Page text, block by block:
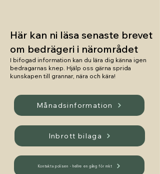
Här kan ni läsa senaste brevet
om bedrägeri i närområdet
I bifogad information kan du lära dig känna igen
bedragarnas knep. Hjälp oss gärna sprida
kunskapen till grannar, nära och kära!
Månadsinformation
Inbrott bilaga
Kontakta polisen - hellre en gång för mkt